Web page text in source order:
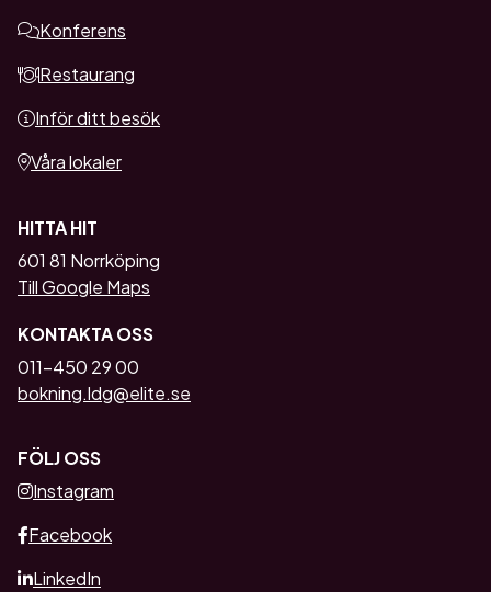
Konferens
Restaurang
Inför ditt besök
Våra lokaler
HITTA HIT
601 81 Norrköping
Till Google Maps
KONTAKTA OSS
011-450 29 00
bokning.ldg@elite.se
FÖLJ OSS
Instagram
Facebook
LinkedIn